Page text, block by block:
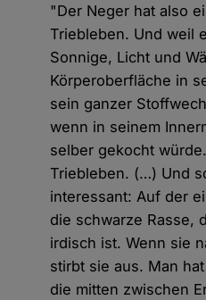
"Der Neger hat also
Triebleben. Und weil
Sonnige, Licht und
Körperoberfläche in
sein ganzer
wenn in seinem
selber gekocht
Triebleben. (…) Und
interessant: Auf der
die schwarze Rasse,
irdisch ist. Wenn sie
stirbt sie aus. Man
die mitten zwischen